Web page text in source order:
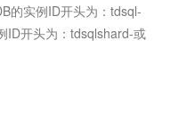
的实例ID开头为：tdsql-
ID开头为：tdsqlshard-或